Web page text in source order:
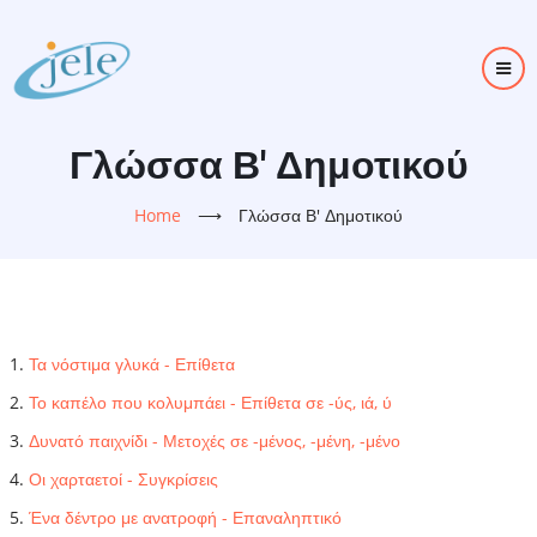
main
content
Γλώσσα Β' Δημοτικού
Home ⟶ Γλώσσα Β' Δημοτικού
Τα νόστιμα γλυκά - Επίθετα
Το καπέλο που κολυμπάει - Επίθετα σε -ύς, ιά, ύ
Δυνατό παιχνίδι - Μετοχές σε -μένος, -μένη, -μένο
Οι χαρταετοί - Συγκρίσεις
Ένα δέντρο με ανατροφή - Επαναληπτικό